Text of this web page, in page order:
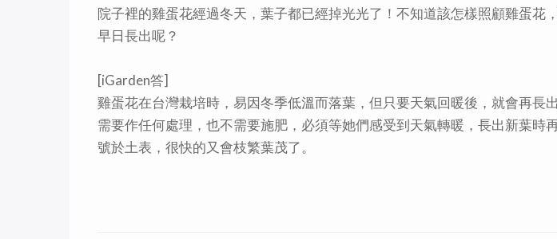
院子裡的雞蛋花經過冬天，葉子都已經掉光光了！不知道該怎樣照顧雞蛋花
早日長出呢？
[iGarden答]
雞蛋花在台灣栽培時，易因冬季低溫而落葉，但只要天氣回暖後，就會再長
需要作任何處理，也不需要施肥，必須等她們感受到天氣轉暖，長出新葉時
號於土表，很快的又會枝繁葉茂了。